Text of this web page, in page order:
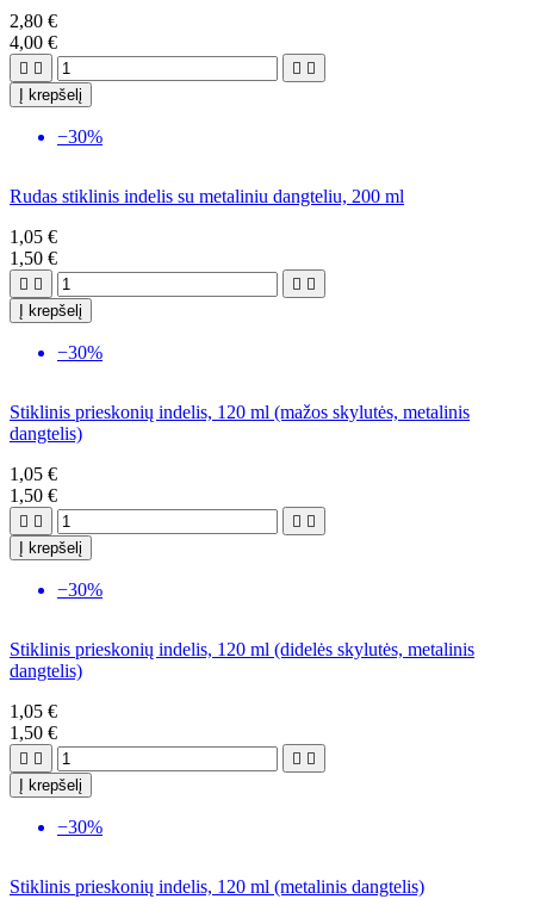
2,80 €
4,00 €
   
Į krepšelį
−30%
Rudas stiklinis indelis su metaliniu dangteliu, 200 ml
1,05 €
1,50 €
   
Į krepšelį
−30%
Stiklinis prieskonių indelis, 120 ml (mažos skylutės, metalinis
dangtelis)
1,05 €
1,50 €
   
Į krepšelį
−30%
Stiklinis prieskonių indelis, 120 ml (didelės skylutės, metalinis
dangtelis)
1,05 €
1,50 €
   
Į krepšelį
−30%
Stiklinis prieskonių indelis, 120 ml (metalinis dangtelis)